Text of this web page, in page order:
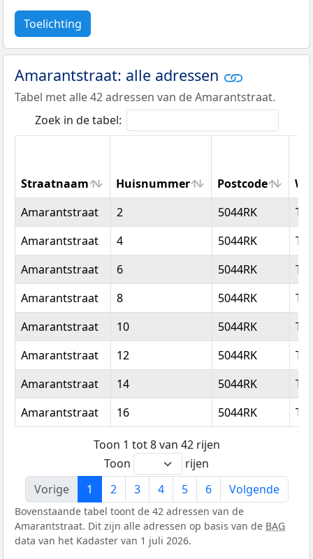
Toelichting
Amarantstraat: alle adressen
Tabel met alle 42 adressen van de Amarantstraat.
Zoek in de tabel:
Straatnaam Huisnummer Postcode
Straatnaam
Huisnummer Postcode
Amarantstraat 2 5044RK
Amarantstraat
4 5044RK
Amarantstraat
6 5044RK
Amarantstraat
8 5044RK
Amarantstraat
10 5044RK
Amarantstraat
12 5044RK
Amarantstraat
14 5044RK
Amarantstraat
16 5044RK
Toon 1 tot 8 van 42 rijen
Toon
rijen
Vorige
1 2 3 4 5 6 Volgende
Bovenstaande tabel toont de 42 adressen van de
Amarantstraat. Dit zijn alle adressen op basis van de BAG
data van het Kadaster van 1 juli 2026.